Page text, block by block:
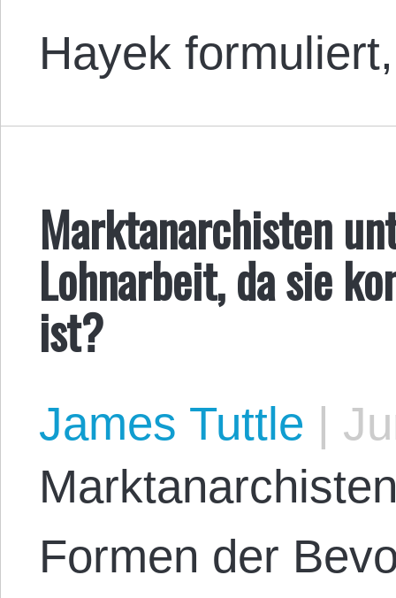
Hayek
Marktanarchisten
Lohnarbeit, da sie
ist?
James Tuttle |
Formen der